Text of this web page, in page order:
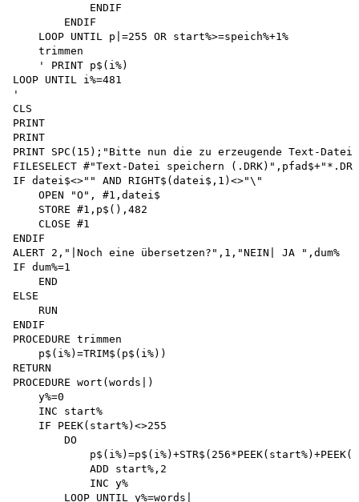
            ENDIF
        ENDIF
    LOOP UNTIL p|=255 OR start%>=speich%+1%
    trimmen
    ' PRINT p$(i%)
LOOP UNTIL i%=481
'
CLS
PRINT
PRINT
PRINT SPC(15);"Bitte nun die zu erzeugende Text-Datei
FILESELECT #"Text-Datei speichern
IF datei$<>"" AND RIGHT$(datei$,1)<>"\"
    OPEN "O", #1,datei$
    STORE #1,p$(),482
    CLOSE #1
ENDIF
ALERT 2,"|Noch eine übersetzen?",1,"NEIN| JA ",dum%
IF dum%=1
    END
ELSE
    RUN
ENDIF
PROCEDURE trimmen
    p$(i%)=TRIM$(p$(i%))
RETURN
PROCEDURE wort(words|)
    y%=0
    INC start%
    IF PEEK(start%)<>255
        DO
            ADD start%,2
            INC y%
        LOOP UNTIL y%=words|